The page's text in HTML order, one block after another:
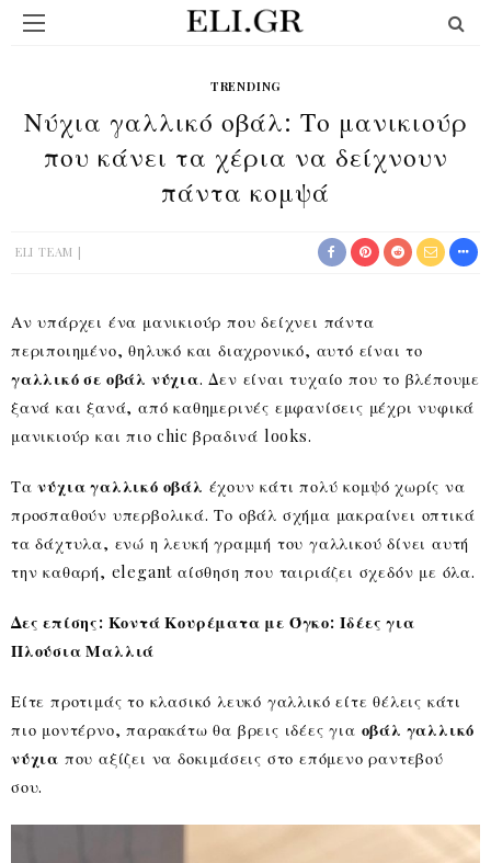
TRENDING
Νύχια γαλλικό οβάλ: Το μανικιούρ
που κάνει τα χέρια να δείχνουν
πάντα κομψά
ELI TEAM
Αν υπάρχει ένα μανικιούρ που δείχνει πάντα
περιποιημένο, θηλυκό και διαχρονικό, αυτό είναι το
γαλλικό σε οβάλ νύχια. Δεν είναι τυχαίο που το βλέπουμε
ξανά και ξανά, από καθημερινές εμφανίσεις μέχρι νυφικά
μανικιούρ και πιο chic βραδινά looks.
Τανύχια γαλλικό οβάλ έχουν κάτι πολύ κομψό χωρίς να
προσπαθούν υπερβολικά. Το οβάλ σχήμα μακραίνει οπτικά
τα δάχτυλα, ενώ η λευκή γραμμή του γαλλικού δίνει αυτή
την καθαρή, elegant αίσθηση που ταιριάζει σχεδόν με όλα.
Δες επίσης: Κοντά Κουρέματα με Όγκο: Ιδέες για
Πλούσια Μαλλιά
Είτε προτιμάς το κλασικό λευκό γαλλικό είτε θέλεις κάτι
πιο μοντέρνο, παρακάτω θα βρεις ιδέες για οβάλ γαλλικό
νύχια που αξίζει να δοκιμάσεις στο επόμενο ραντεβού
σου.